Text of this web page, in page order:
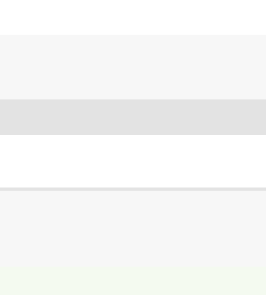
何を問わず賠償の責任を負わないものとします。